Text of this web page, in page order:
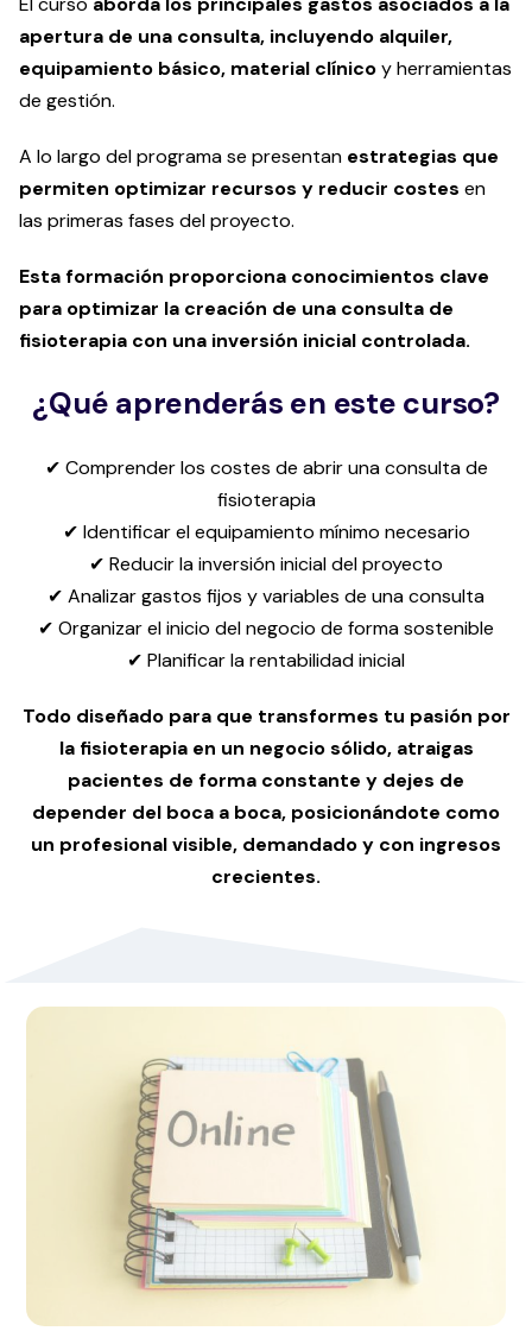
apertura de una consulta, incluyendo alquiler,
equipamiento básico, material clínicoy herramientas
de gestión.
A lo largo del programa se presentan estrategias que
permiten optimizar recursos y reducir costes en
las primeras fases del proyecto.
Esta formación proporciona conocimientos clave
para optimizar la creación de una consulta de
fisioterapia con una inversión inicial controlada.
¿Qué aprenderás en este curso?
✔ Comprender los costes de abrir una consulta de
fisioterapia
✔ Identificar el equipamiento mínimo necesario
✔ Reducir la inversión inicial del proyecto
✔ Analizar gastos fijos y variables de una consulta
✔ Organizar el inicio del negocio de forma sostenible
✔ Planificar la rentabilidad inicial
Todo diseñado para que transformes tu pasión por
la fisioterapia en un negocio sólido, atraigas
pacientes de forma constante y dejes de
depender del boca a boca, posicionándote como
un profesional visible, demandado y con ingresos
crecientes.